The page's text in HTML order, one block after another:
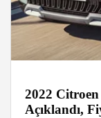
2022
Açıklandı,